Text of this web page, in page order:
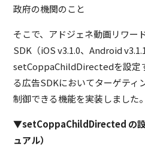
政府の機関のこと
そこで、アドジェネ動画リワー
SDK（iOS v3.1.0、Android
setCoppaChildDirectedを設定
る広告SDKにおいてターゲティ
制御できる機能を実装しました。
▼setCoppaChildDirected の設
ュアル）